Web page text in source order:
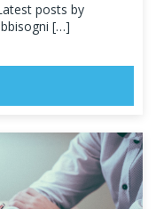
posts by
[…]